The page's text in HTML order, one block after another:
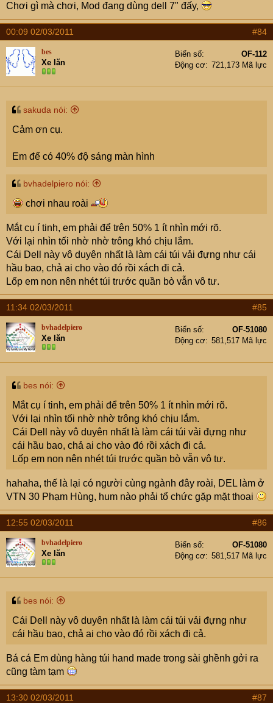
Chơi gì mà chơi, Mod đang dùng dell 7" đấy,
00:09 02/03/2011 #84
bes
Xe lăn
Biển số
OF-112
Động cơ
721,173 Mã lực
sakuda nói:
Cảm ơn cụ.
Em để có 40% độ sáng màn hình
bvhadelpiero nói:
chơi nhau roài
Mắt cụ í tinh, em phải để trên 50% 1 ít nhìn mới rõ.
Với lại nhìn tối nhờ nhờ trông khó chịu lắm.
Cái Dell này vô duyên nhất là làm cái túi vải đựng như cái
hầu bao, chả ai cho vào đó rồi xách đi cả.
Lốp em non nên nhét túi trước quần bò vẫn vô tư.
11:34 02/03/2011 #85
bvhadelpiero
Xe lăn
Biển số
OF-51080
Động cơ
581,517 Mã lực
bes nói:
Mắt cụ í tinh, em phải để trên 50% 1 ít nhìn mới rõ.
Với lại nhìn tối nhờ nhờ trông khó chịu lắm.
Cái Dell này vô duyên nhất là làm cái túi vải đựng như
cái hầu bao, chả ai cho vào đó rồi xách đi cả.
Lốp em non nên nhét túi trước quần bò vẫn vô tư.
hahaha, thế là lại có người cùng ngành đây roài, DEL làm ở
VTN 30 Phạm Hùng, hum nào phải tổ chức gặp mặt thoai
12:55 02/03/2011 #86
bvhadelpiero
Xe lăn
Biển số
OF-51080
Động cơ
581,517 Mã lực
bes nói:
Cái Dell này vô duyên nhất là làm cái túi vải đựng như
cái hầu bao, chả ai cho vào đó rồi xách đi cả.
Bá cá Em dùng hàng túi hand made trong sài ghềnh gởi ra
cũng tàm tạm
13:30 02/03/2011 #87